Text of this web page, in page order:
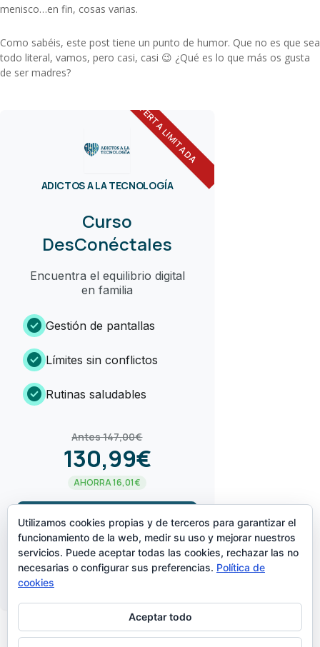
menisco…en fin, cosas varias.
Como sabéis, este post tiene un punto de humor. Que no es que sea
todo literal, vamos, pero casi, casi 😉 ¿Qué es lo que más os gusta
de ser madres?
OFERTA LIMITADA
ADICTOS A LA TECNOLOGÍA
Curso
DesConéctales
Encuentra el equilibrio digital
en familia
check_circle Gestión de pantallas
check_circle Límites sin conflictos
check_circle Rutinas saludables
Antes 147,00€
130,99€
AHORRA 16,01€
¡LO QUIERO!arrow_forward
CREADO POR
Utilizamos cookies propias y de terceros para garantizar el
funcionamiento de la web, medir su uso y mejorar nuestros
servicios. Puede aceptar todas las cookies, rechazar las no
necesarias o configurar sus preferencias. Política de
cookies
Aceptar todo